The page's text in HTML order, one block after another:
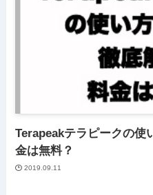
Terapeakテラピークの使
金は無料？
2019.09.11